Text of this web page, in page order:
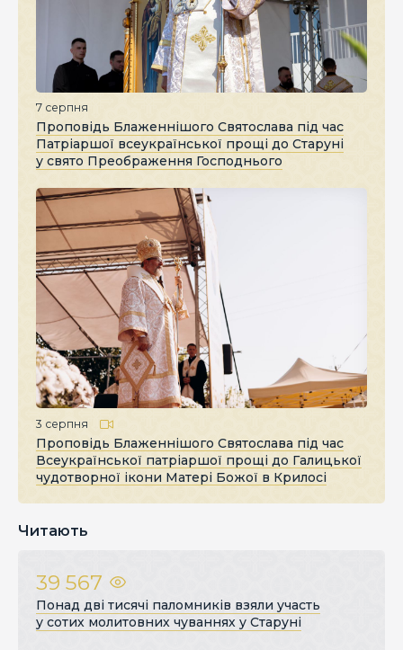
7 серпня
Проповідь Блаженнішого Святослава під час
Патріаршої всеукраїнської прощі до Старуні
у свято Преображення Господнього
3 серпня
Проповідь Блаженнішого Святослава під час
Всеукраїнської патріаршої прощі до Галицької
чудотворної ікони Матері Божої в Крилосі
Читають
39 567
Понад дві тисячі паломників взяли участь
у сотих молитовних чуваннях у Старуні